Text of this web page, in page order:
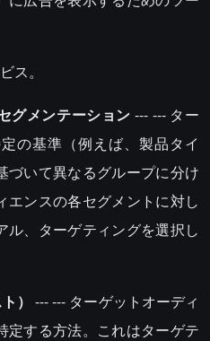
ス。
グメンテーション --- --- ター
の基準（例えば、製品タイ
づいて異なるグループに分け
エンスの各セグメントに対し
ル、ターゲティングを選択し
） --- --- ターゲットオーディ
定する方法。これはターゲテ